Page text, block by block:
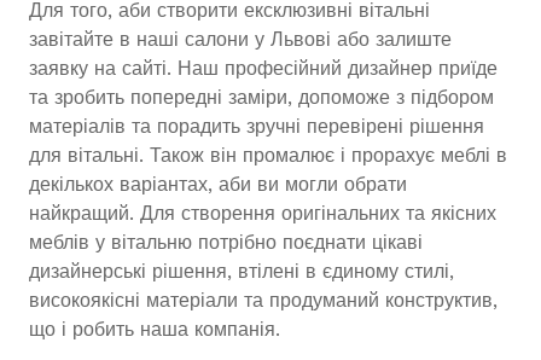
Для того, аби створити ексклюзивні вітальні
завітайте в наші салони у Львові або залиште
заявку на сайті. Наш професійний дизайнер приїде
та зробить попередні заміри, допоможе з підбором
матеріалів та порадить зручні перевірені рішення
для вітальні. Також він промалює і прорахує меблі в
декількох варіантах, аби ви могли обрати
найкращий. Для створення оригінальних та якісних
меблів у вітальню потрібно поєднати цікаві
дизайнерські рішення, втілені в єдиному стилі,
високоякісні матеріали та продуманий конструктив,
що і робить наша компанія.